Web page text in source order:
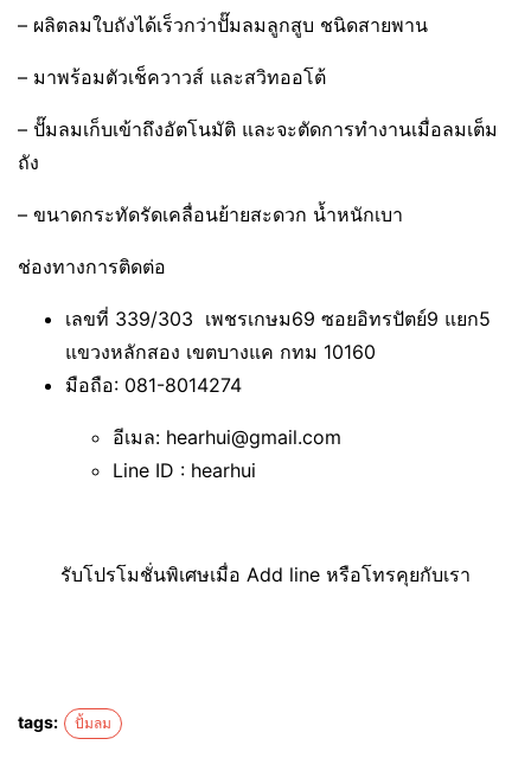
– ผลิตลมใบถังได้เร็วกว่าปั๊มลมลูกสูบ ชนิดสายพาน
– มาพร้อมตัวเช็ควาวส์ และสวิทออโต้
– ปั๊มลมเก็บเข้าถึงอัตโนมัติ และจะตัดการทำงานเมื่อลมเต็ม
ถัง
– ขนาดกระทัดรัดเคลื่อนย้ายสะดวก น้ำหนักเบา
ช่องทางการติดต่อ
เลขที่ 339/303 เพชรเกษม69 ซอยอิทรปัตย์9 แยก5
แขวงหลักสอง เขตบางแค กทม 10160
มือถือ: 081-8014274
อีเมล: hearhui@gmail.com
Line ID : hearhui
รับโปรโมชั่นพิเศษเมื่อ Add line หรือโทรคุยกับเรา
tags: ปั้มลม